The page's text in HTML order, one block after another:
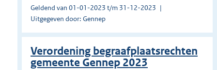
Geldend van 01-01-2023 t/m 31-12-2023
Uitgegeven door: Gennep
Verordening begraafplaatsrechten
gemeente Gennep 2023